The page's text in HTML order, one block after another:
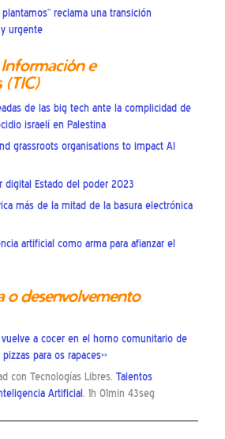
reclama una transición
urgente
e
(TIC)
de las big tech ante la complicidad de
israelí en Palestina
grassroots organisations to impact AI
digital Estado del poder 2023
más de la mitad de la basura electrónica
artificial como arma para afianzar el
o desenvolvemento
a cocer en el horno comunitario de
para os rapaces»
con Tecnologías Libres. Talentos
Artificial . 1h 01min 43seg